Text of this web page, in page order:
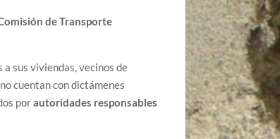
de Transporte
sus viviendas, vecinos de
cuentan con dictámenes
porautoridades responsables